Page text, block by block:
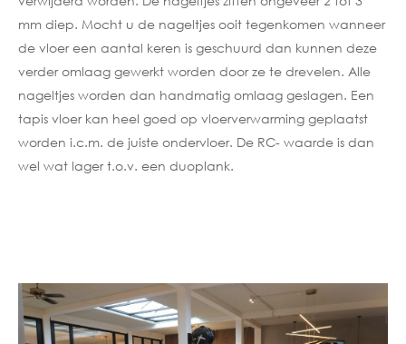
mm diep. Mocht u de nageltjes ooit tegenkomen wanneer
de vloer een aantal keren is geschuurd dan kunnen deze
verder omlaag gewerkt worden door ze te drevelen. Alle
nageltjes worden dan handmatig omlaag geslagen. Een
tapis vloer kan heel goed op vloerverwarming geplaatst
worden i.c.m. de juiste ondervloer. De RC- waarde is dan
wel wat lager t.o.v. een duoplank.